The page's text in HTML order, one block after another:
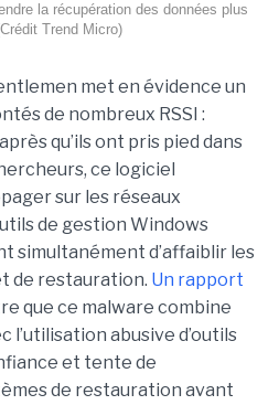
la récupération des données plus
Trend Micro)
met en évidence un
de nombreux RSSI :
qu’ils ont pris pied dans
ce logiciel
sur les réseaux
de gestion Windows
simultanément d’affaiblir les
de restauration. Un rapport
que ce malware combine
l’utilisation abusive d’outils
et tente de
de restauration avant